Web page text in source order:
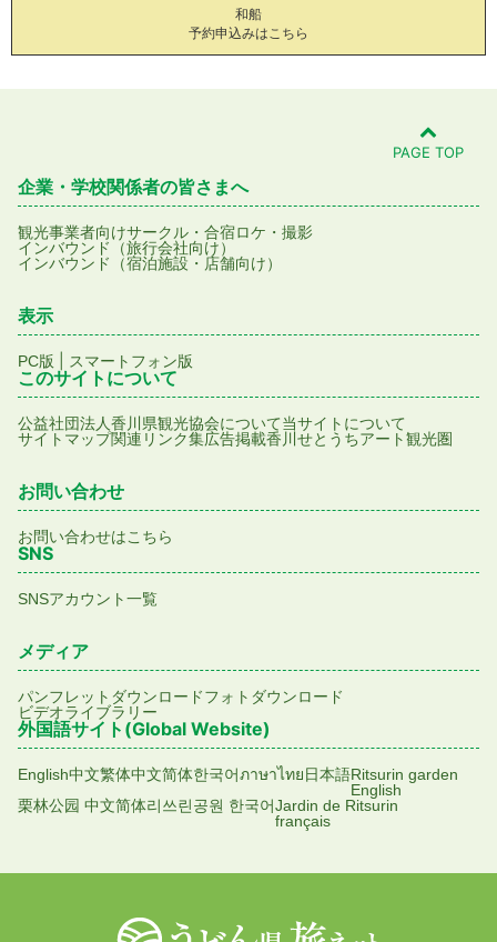
和船
予約申込みはこちら
PAGE TOP
企業・学校関係者の皆さまへ
観光事業者向けサークル・合宿ロケ・撮影
インバウンド（旅行会社向け）
インバウンド（宿泊施設・店舗向け）
表示
PC版 スマートフォン版
このサイトについて
公益社団法人香川県観光協会について当サイトについて
サイトマップ関連リンク集広告掲載香川せとうちアート観光圏
お問い合わせ
お問い合わせはこちら
SNS
SNSアカウント一覧
メディア
パンフレットダウンロードフォトダウンロード
ビデオライブラリー
外国語サイト(Global Website)
English中文繁体中文简体한국어ภาษาไทย日本語Ritsurin garden
English
栗林公园 中文简体리쓰린공원 한국어Jardin de Ritsurin
français